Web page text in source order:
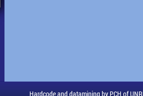
Hardcode and datamining by PCH of